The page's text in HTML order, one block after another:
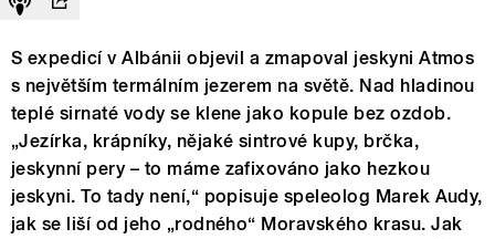
S expedicí v Albánii objevil a zmapoval jeskyni Atmos
s největším termálním jezerem na světě. Nad hladinou
teplé sirnaté vody se klene jako kopule bez ozdob.
„Jezírka, krápníky, nějaké sintrové kupy, brčka,
jeskynní pery – to máme zafixováno jako hezkou
jeskyni. To tady není,“ popisuje speleolog Marek Audy,
jak se liší od jeho „rodného“ Moravského krasu. Jak